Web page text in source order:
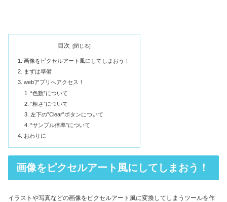
目次
画像をピクセルアート風にしてしまおう！
まずは準備
webアプリへアクセス！
“色数”について
“粗さ”について
左下の”Clear”ボタンについて
“サンプル倍率”について
おわりに
画像をピクセルアート風にしてしまおう！
イラストや写真などの画像をピクセルアート風に変換してしまうツールを作